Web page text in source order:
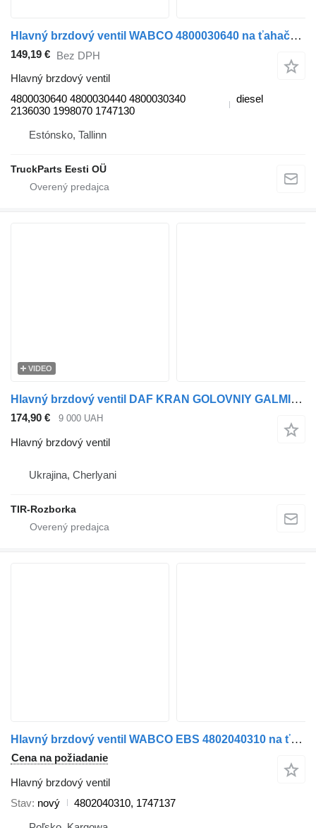
Hlavný brzdový ventil WABCO 4800030640 na ťahača DAF XF106 (2014-)
149,19 € Bez DPH
Hlavný brzdový ventil
4800030640 4800030440 4800030340
2136030 1998070 1747130
diesel
Estónsko, Tallinn
TruckParts Eesti OÜ
VIDEO
Hlavný brzdový ventil DAF KRAN GOLOVNIY GALMIVNIY DAF XF106 EURO 6 4800030340 na ťahača DAF XF 106
174,90 € 9 000 UAH
Hlavný brzdový ventil
Ukrajina, Cherlyani
TIR-Rozborka
Hlavný brzdový ventil WABCO EBS 4802040310 na ťahača DAF XF 106
Cena na požiadanie
Hlavný brzdový ventil
Stav nový
4802040310, 1747137